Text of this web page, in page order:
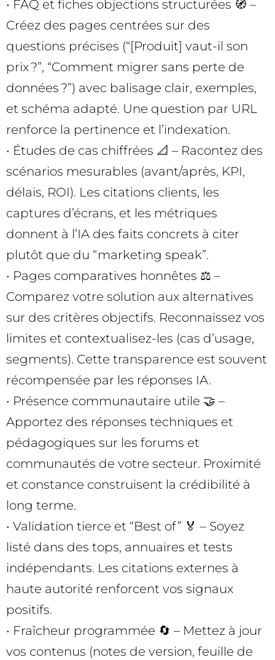
• FAQ et fiches objections structurées 🧭 –
Créez des pages centrées sur des
questions précises (“[Produit] vaut-il son
prix ?”, “Comment migrer sans perte de
données ?”) avec balisage clair, exemples,
et schéma adapté. Une question par URL
renforce la pertinence et l’indexation.
• Études de cas chiffrées 📐 – Racontez des
scénarios mesurables (avant/après, KPI,
délais, ROI). Les citations clients, les
captures d’écrans, et les métriques
donnent à l’IA des faits concrets à citer
plutôt que du “marketing speak”.
• Pages comparatives honnêtes ⚖️ –
Comparez votre solution aux alternatives
sur des critères objectifs. Reconnaissez vos
limites et contextualisez-les (cas d’usage,
segments). Cette transparence est souvent
récompensée par les réponses IA.
• Présence communautaire utile 🤝 –
Apportez des réponses techniques et
pédagogiques sur les forums et
communautés de votre secteur. Proximité
et constance construisent la crédibilité à
long terme.
• Validation tierce et “Best of” 🏅 – Soyez
listé dans des tops, annuaires et tests
indépendants. Les citations externes à
haute autorité renforcent vos signaux
positifs.
• Fraîcheur programmée 🔄 – Mettez à jour
vos contenus (notes de version, feuille de